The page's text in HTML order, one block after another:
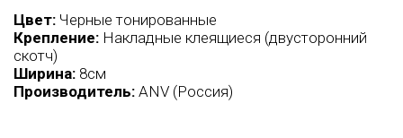
Цвет: Черные тонированные
Крепление: Накладные клеящиеся (двусторонний
скотч)
Ширина: 8см
Производитель: ANV (Россия)